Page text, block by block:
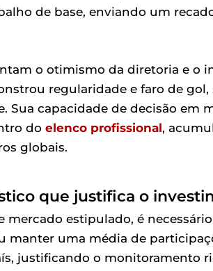
de base, enviando um
o otimismo da diretoria e o
regularidade e faro de
Sua capacidade de decisão em
do elenco profissional,
globais.
que justifica o
mercado estipulado, é
manter uma média de
justificando o monitoramento